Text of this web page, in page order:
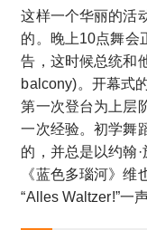
这样一个华丽的活
的。晚上10点舞会
告，这时候总统和
balcony)。开幕式
第一次登台为上层
一次经验。初学舞
的，并总是以约翰
《蓝色多瑙河》维
“Alles Waltzer!”一